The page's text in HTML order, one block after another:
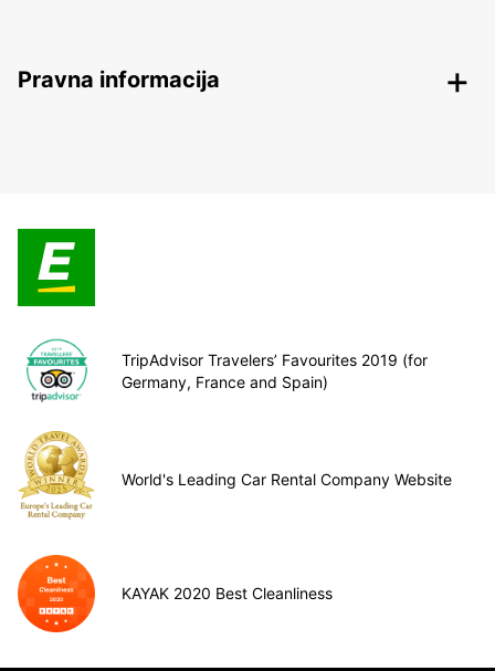
Pravna informacija
TripAdvisor Travelers’ Favourites 2019 (for
Germany, France and Spain)
World's Leading Car Rental Company Website
KAYAK 2020 Best Cleanliness